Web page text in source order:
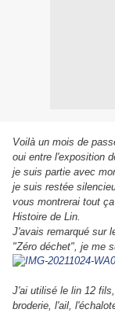
Voilà un mois de
oui entre l'exposition
je suis partie avec
je suis restée
vous montrerai tout
Histoire de Lin.
J'avais remarqué sur
"Zéro déchet", je me
J'ai utilisé le lin 12
broderie, l'ail,